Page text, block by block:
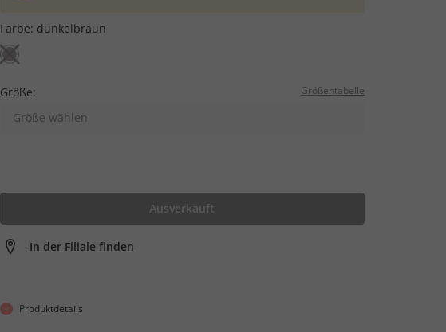
Farbe: dunkelbraun
Größe: Größentabelle
Größe wählen
Ausverkauft
In der Filiale finden
Produktdetails